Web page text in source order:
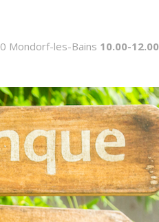
Mondorf-les-Bains 10.00-12.00